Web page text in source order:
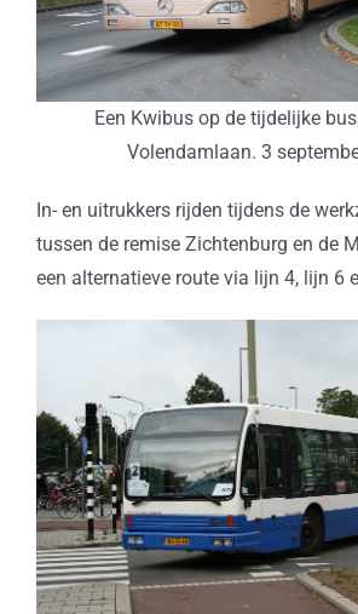
Een Kwibus op de tijdelijke
Volendamlaan. 3
In- en uitrukkers rijden tijdens de
tussen de remise Zichtenburg en de
een alternatieve route via lijn 4, lijn 6